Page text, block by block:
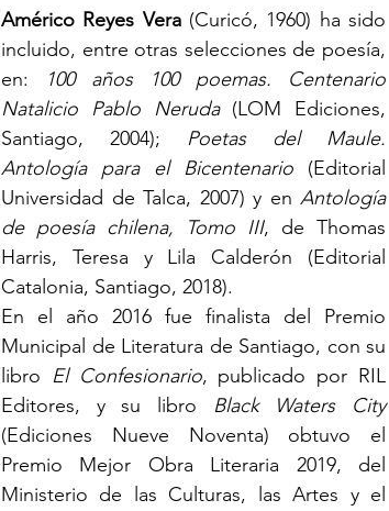
Américo Reyes Vera (Curicó, 1960) ha sido
incluido, entre otras selecciones de poesía,
en:
100 años 100 poemas. Centenario
Natalicio Pablo Neruda (LOM Ediciones,
Santiago, 2004); Poetas del Maule.
Antología para el Bicentenario (Editorial
Universidad de Talca, 2007) y en Antología
de poesía chilena, Tomo III, de Thomas
Harris, Teresa y Lila Calderón (Editorial
Catalonia, Santiago, 2018).
En el año 2016 fue finalista del Premio
Municipal de Literatura de Santiago, con su
libro El Confesionario, publicado por RIL
Editores, y su libro
Black Waters City
(Ediciones Nueve Noventa) obtuvo el
Premio Mejor Obra Literaria 2019, del
Ministerio de las Culturas, las Artes y el